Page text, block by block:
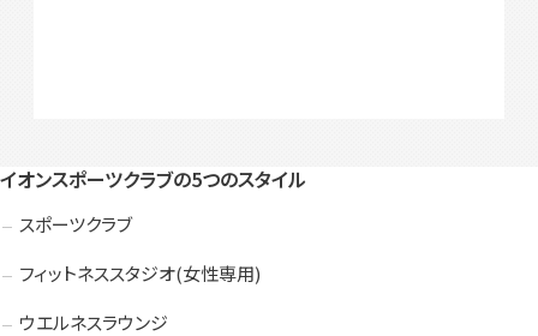
イオンスポーツクラブの5つのスタイル
スポーツクラブ
フィットネススタジオ(女性専用)
ウエルネスラウンジ